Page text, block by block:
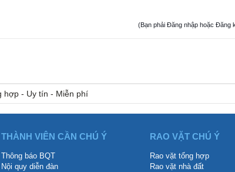
(Bạn phải Đăng nhập hoặc Đăng
hợp - Uy tín - Miễn phí
THÀNH VIÊN CẦN CHÚ Ý
Thông báo BQT
Nội quy diễn đàn
RAO VẶT CHÚ Ý
Rao vặt tổng hợp
Rao vặt nhà đất